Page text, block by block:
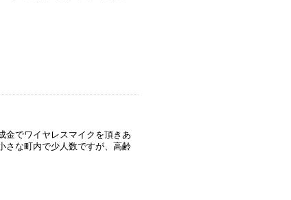
でワイヤレスマイクを頂きあ
な町内で少人数ですが、高齢